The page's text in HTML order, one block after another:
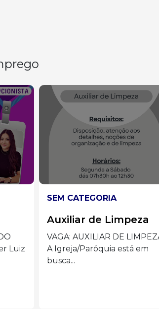
SEM CATEGORIA
AUXILIAR DE
ESTOQUE
Preparam cargas e descargas
de mercadorias; entregam e